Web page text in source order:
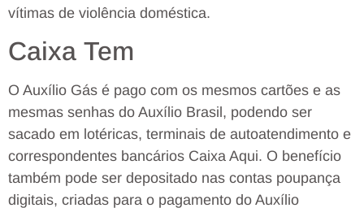
vítimas de violência doméstica.
Caixa Tem
O Auxílio Gás é pago com os mesmos cartões e as
mesmas senhas do Auxílio Brasil, podendo ser
sacado em lotéricas, terminais de autoatendimento e
correspondentes bancários Caixa Aqui. O benefício
também pode ser depositado nas contas poupança
digitais, criadas para o pagamento do Auxílio